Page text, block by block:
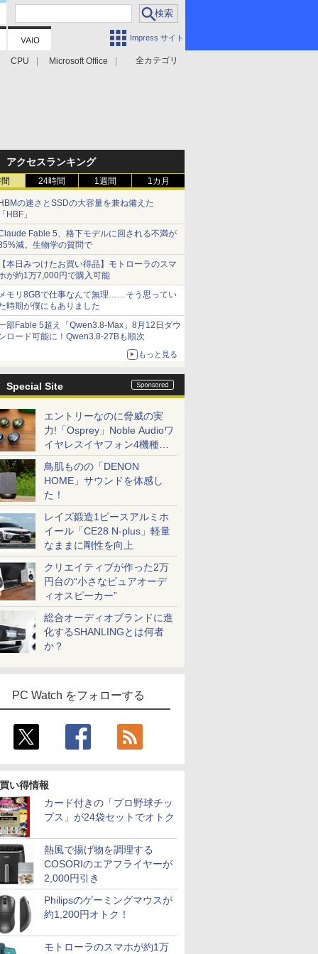
Impress サイト
全カテゴリ
CPU Microsoft Office
アクセスランキング
24時間 1週間 1カ月
の速さとSSDの大容量を兼ね備えた
HBF」
Fable 5、格下モデルに回される不満が
減。生物学の質問で
本日みつけたお買い得品】モトローラのスマ
が約1万7,000円で購入可能
モリ8GBで仕事なんて無理……そう思ってい
時期が僕にもありました
部Fable 5超え「Qwen3.8-Max」8月12日ダウ
ロード可能に！Qwen3.8-27Bも順次
もっと見る
Special Site
エントリーなのに脅威の実
力!「Osprey」Noble Audioワ
イヤレスイヤフォン4機種を
一気に聴く
鳥肌ものの「DENON
HOME」サウンドを体感し
た！
レイズ鍛造1ピースアルミホ
イール「CE28 N-plus」軽量
なままに剛性を向上
クリエイティブが作った2万
円台の“小さなピュアオーデ
ィオスピーカー”
総合オーディオブランドに進
化するSHANLINGとは何者
か？
PC Watch をフォローする
い得情報
カード付きの「プロ野球チッ
プス」が24袋セットでオトク
熱風で揚げ物を調理する
COSORIのエアフライヤーが
2,000円引き
Philipsのゲーミングマウスが
約1,200円オトク！
モトローラのスマホが約1万